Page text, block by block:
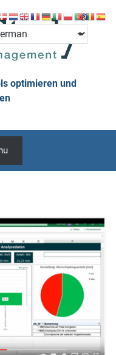
optimieren und